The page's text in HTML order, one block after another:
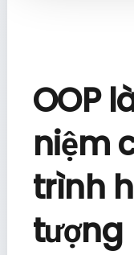
OOP
niệm
trình
tượng